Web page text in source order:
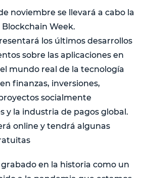
de noviembre se llevará a cabo la
Week.
los últimos desarrollos
sobre las aplicaciones en
mundo real de la tecnología
finanzas, inversiones,
socialmente
y la industria de pagos global.
online y tendrá algunas
en la historia como un